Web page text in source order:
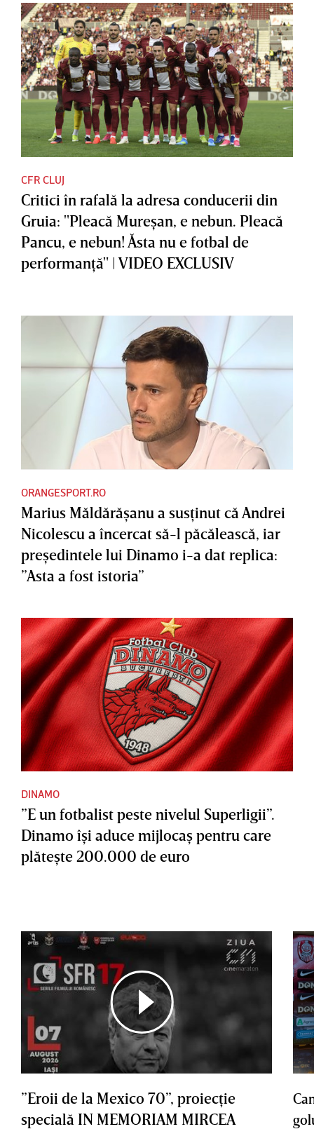
CFR CLUJ
Critici în rafală la adresa conducerii din
Gruia: "Pleacă Mureşan, e nebun. Pleacă
Pancu, e nebun! Ăsta nu e fotbal de
performanţă" | VIDEO EXCLUSIV
ORANGESPORT.RO
Marius Măldărăşanu a susţinut că Andrei
Nicolescu a încercat să-l păcălească, iar
preşedintele lui Dinamo i-a dat replica:
”Asta a fost istoria”
DINAMO
”E un fotbalist peste nivelul Superligii”.
Dinamo îşi aduce mijlocaş pentru care
plăteşte 200.000 de euro
”Eroii de la Mexico 70”, proiecţie
specială IN MEMORIAM MIRCEA